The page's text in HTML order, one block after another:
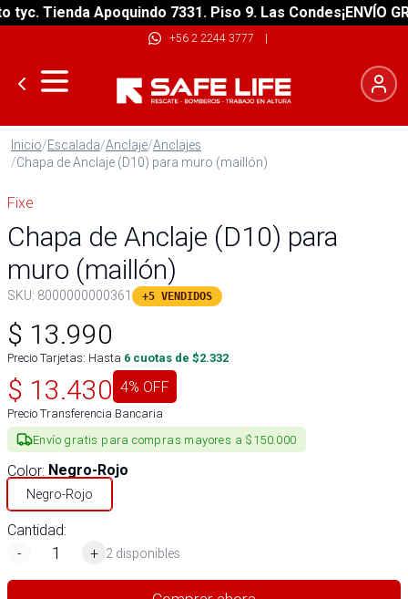
Tienda Apoquindo 7331. Piso 9. Las Condes¡ENVÍO
+56 2 2244 3777 |
Inicio/Escalada/Anclaje/Anclajes
/Chapa de Anclaje (D10) para muro (maillón)
Fixe
Chapa de Anclaje (D10) para
muro (maillón)
SKU: 8000000000361 +5 VENDIDOS
$ 13.990
Precio Tarjetas: Hasta 6 cuotas de $2.332
$ 13.430 4% OFF
Precio Transferencia Bancaria
Envío gratis para compras mayores a $150.000
Color: Negro-Rojo
Negro-Rojo
Cantidad:
-
+ 2 disponibles